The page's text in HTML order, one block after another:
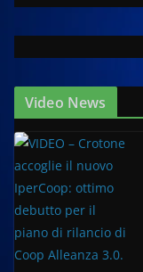
Video News